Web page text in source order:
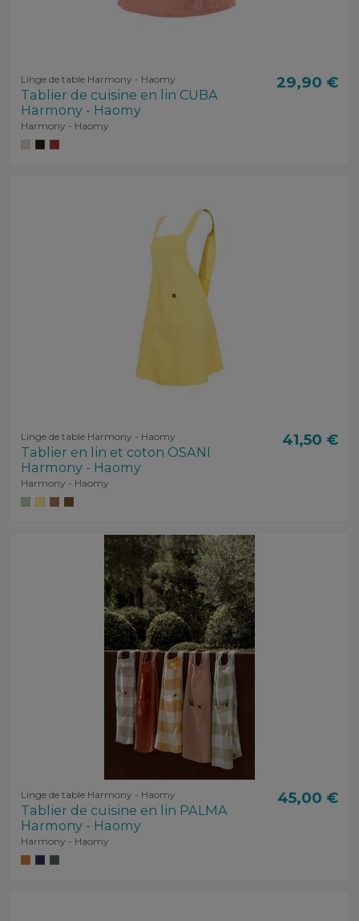
Linge de table Harmony - Haomy
Tablier de cuisine en lin CUBA
Harmony - Haomy
Harmony - Haomy
29,90 €
Linge de table Harmony - Haomy
Tablier en lin et coton OSANI
Harmony - Haomy
Harmony - Haomy
41,50 €
Linge de table Harmony - Haomy
Tablier de cuisine en lin PALMA
Harmony - Haomy
Harmony - Haomy
45,00 €